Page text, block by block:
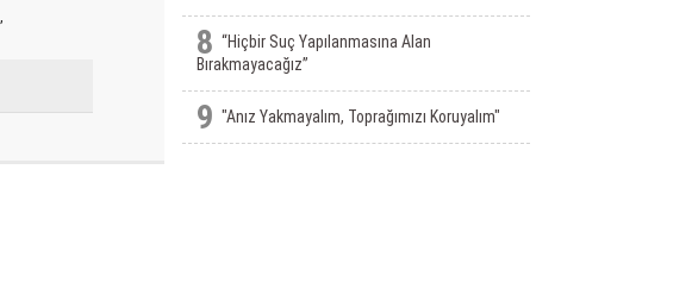
8 “Hiçbir Suç Yapılanmasına Alan
Bırakmayacağız”
9 "Anız Yakmayalım, Toprağımızı Koruyalım"